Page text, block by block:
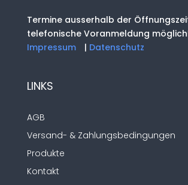
Termine ausserhalb der
telefonische Voranmeldung
Impressum
| Datenschutz
LINKS
AGB
Versand- & Zahlungsbedingungen
Produkte
Kontakt